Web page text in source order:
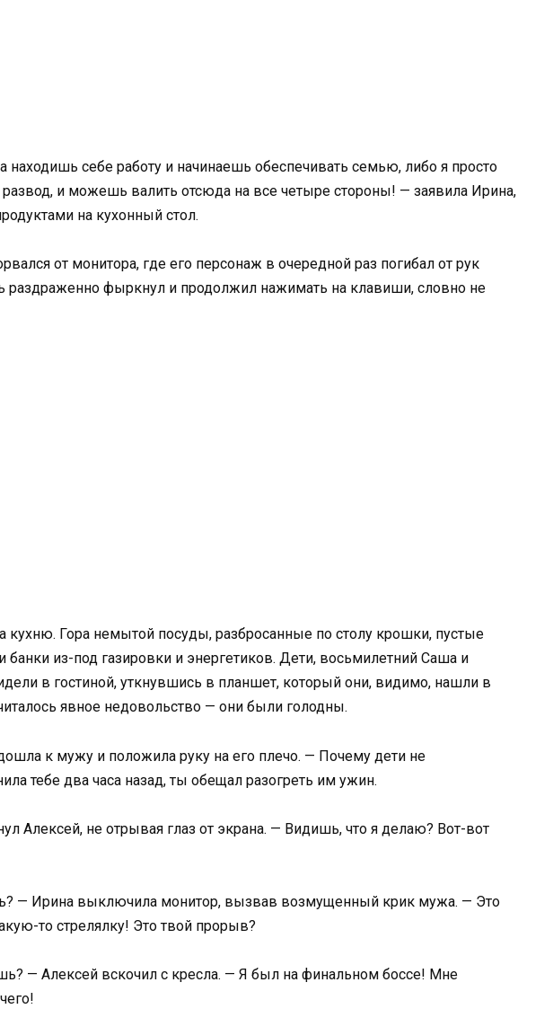
находишь себе работу и начинаешь обеспечивать семью, либо я просто
и можешь валить отсюда на все четыре стороны! — заявила Ирина,
на кухонный стол.
от монитора, где его персонаж в очередной раз погибал от рук
раздраженно фыркнул и продолжил нажимать на клавиши, словно не
кухню. Гора немытой посуды, разбросанные по столу крошки, пустые
банки из-под газировки и энергетиков. Дети, восьмилетний Саша и
в гостиной, уткнувшись в планшет, который они, видимо, нашли в
явное недовольство — они были голодны.
к мужу и положила руку на его плечо. — Почему дети не
тебе два часа назад, ты обещал разогреть им ужин.
Алексей, не отрывая глаз от экрана. — Видишь, что я делаю? Вот-вот
— Ирина выключила монитор, вызвав возмущенный крик мужа. — Это
то стрелялку! Это твой прорыв?
— Алексей вскочил с кресла. — Я был на финальном боссе! Мне